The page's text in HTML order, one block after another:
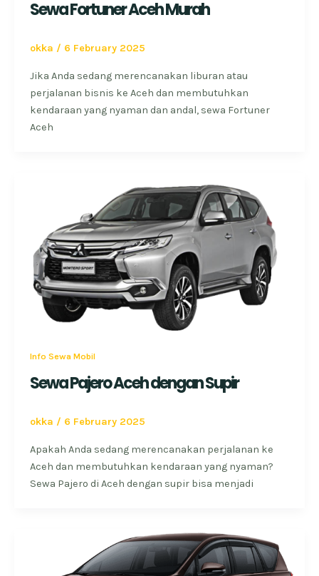
Sewa Fortuner Aceh Murah
okka / 6 February 2025
Jika Anda sedang merencanakan liburan atau
perjalanan bisnis ke Aceh dan membutuhkan
kendaraan yang nyaman dan andal, sewa Fortuner
Aceh
Info Sewa Mobil
Sewa Pajero Aceh dengan Supir
okka / 6 February 2025
Apakah Anda sedang merencanakan perjalanan ke
Aceh dan membutuhkan kendaraan yang nyaman?
Sewa Pajero di Aceh dengan supir bisa menjadi